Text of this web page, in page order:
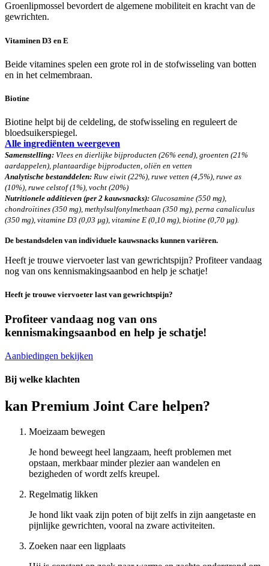
Groenlipmossel bevordert de algemene mobiliteit en kracht van de
gewrichten.
Vitaminen D3 en E
Beide vitamines spelen een grote rol in de stofwisseling van botten
en in het celmembraan.
Biotine
Biotine helpt bij de celdeling, de stofwisseling en reguleert de
bloedsuikerspiegel.
Alle ingrediënten weergeven
Samenstelling: Vlees en dierlijke bijproducten (26% eend), groenten (21%
aardappelen), plantaardige bijproducten, oliën en vetten
Analytische bestanddelen: Ruw eiwit (22%), ruwe vetten (4,5%), ruwe as
(10%), ruwe celstof (1%), vocht (20%)
Nutritionele additieven (per 2 kauwsnacks): Glucosamine (550 mg),
chondroïtines (350 mg), methylsulfonylmethaan (350 mg), perna canaliculus
(350 mg), vitamine D3 (0,03 µg), vitamine E (0,10 mg), biotine (0,70 µg).
De bestandsdelen van individuele kauwsnacks kunnen variëren.
Heeft je trouwe viervoeter last van gewrichtspijn? Profiteer vandaag
nog van ons kennismakingsaanbod en help je schatje!
Heeft je trouwe viervoeter last van gewrichtspijn?
Profiteer vandaag nog van ons
kennismakingsaanbod en help je schatje!
Aanbiedingen bekijken
Bij welke klachten
kan Premium Joint Care helpen?
Moeizaam bewegen
Je hond beweegt heel langzaam, heeft problemen met
opstaan, merkbaar minder plezier aan wandelen en
bezigheden of wordt zelfs kreupel.
Regelmatig likken
Je hond likt vaak zijn poten of bijt zelfs in zijn aangetaste en
pijnlijke gewrichten, vooral na zware activiteiten.
Zoeken naar een ligplaats